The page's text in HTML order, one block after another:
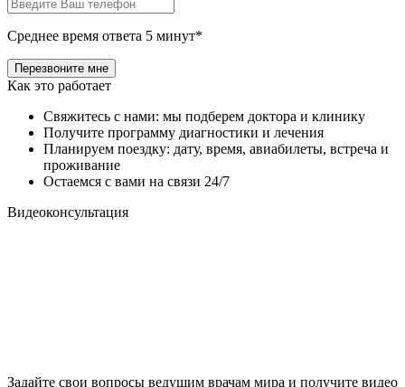
Среднее время ответа 5 минут*
Как это работает
Свяжитесь с нами: мы подберем доктора и клинику
Получите программу диагностики и лечения
Планируем поездку: дату, время, авиабилеты, встреча и
проживание
Остаемся с вами на связи 24/7
Видеоконсультация
Задайте свои вопросы ведущим врачам мира и получите видео